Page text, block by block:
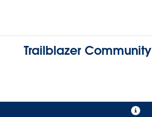
Trailblazer Community